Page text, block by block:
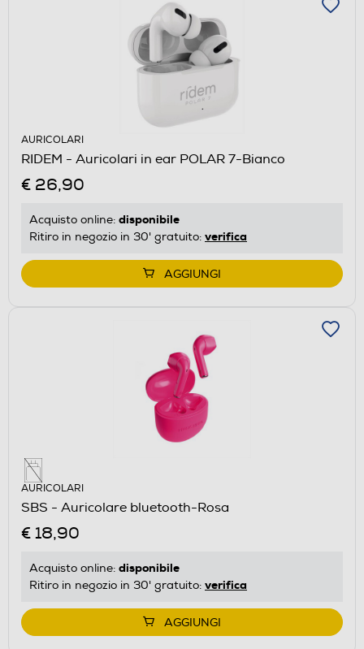
AURICOLARI
RIDEM - Auricolari in ear POLAR 7-Bianco
€ 26,90
Acquisto online: disponibile
Ritiro in negozio in 30' gratuito: verifica
AGGIUNGI
AURICOLARI
SBS - Auricolare bluetooth-Rosa
€ 18,90
Acquisto online: disponibile
Ritiro in negozio in 30' gratuito: verifica
AGGIUNGI